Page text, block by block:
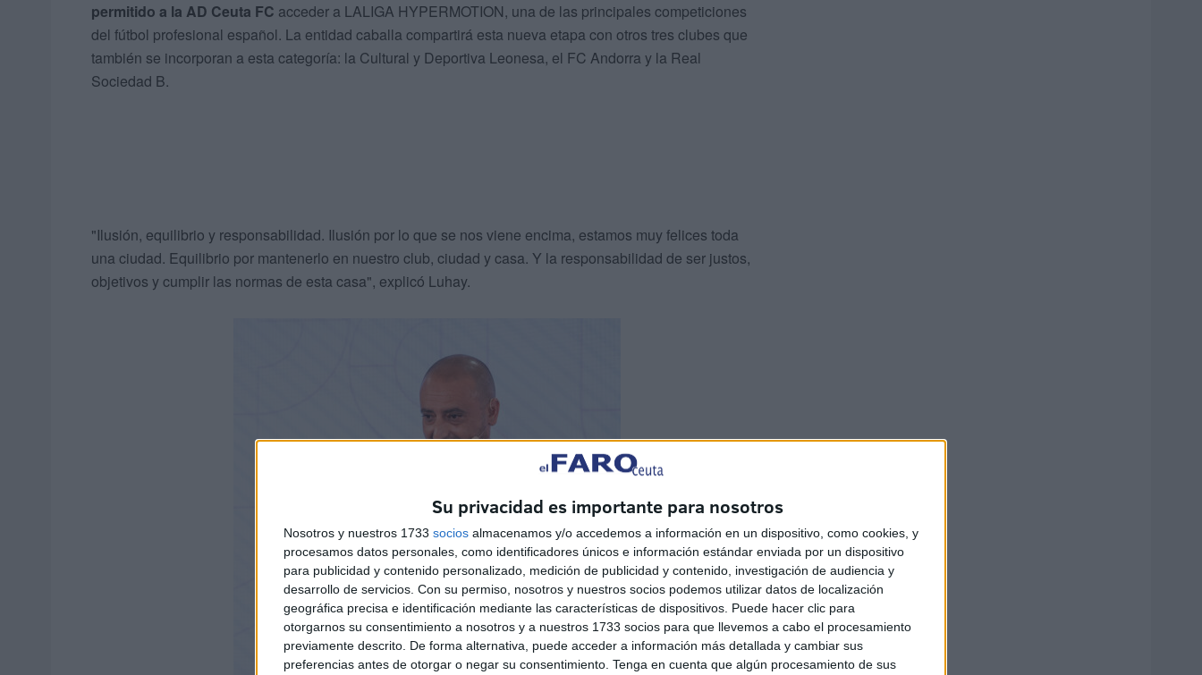
Su privacidad es importante para nosotros
Nosotros y nuestros 1733 socios almacenamos y/o accedemos a información en un dispositivo, como cookies, y
procesamos datos personales, como identificadores únicos e información estándar enviada por un dispositivo
para publicidad y contenido personalizado, medición de publicidad y contenido, investigación de audiencia y
desarrollo de servicios. Con su permiso, nosotros y nuestros socios podemos utilizar datos de localización
geográfica precisa e identificación mediante las características de dispositivos. Puede hacer clic para
otorgarnos su consentimiento a nosotros y a nuestros 1733 socios para que llevemos a cabo el procesamiento
previamente descrito. De forma alternativa, puede acceder a información más detallada y cambiar sus
preferencias antes de otorgar o negar su consentimiento. Tenga en cuenta que algún procesamiento de sus
permitido a la AD Ceuta FC acceder a LALIGA HYPERMOTION, una de las principales competiciones
del fútbol profesional español. La entidad caballa compartirá esta nueva etapa con otros tres clubes que
también se incorporan a esta categoría: la Cultural y Deportiva Leonesa, el FC Andorra y la Real
Sociedad B.
"Ilusión, equilibrio y responsabilidad. Ilusión por lo que se nos viene encima, estamos muy felices toda
una ciudad. Equilibrio por mantenerlo en nuestro club, ciudad y casa. Y la responsabilidad de ser justos,
objetivos y cumplir las normas de esta casa", explicó Luhay.